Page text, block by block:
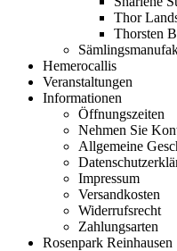
Thor
Thorsten
Hemerocallis
Veranstaltungen
Informationen
Öffnungszeiten
Nehmen Sie
Allgemeine
Impressum
Versandkosten
Widerrufsrecht
Zahlungsarten
Rosenpark Reinhausen